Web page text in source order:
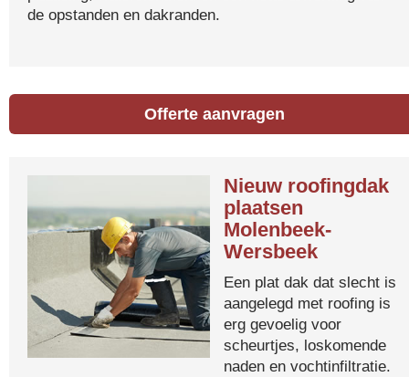
de opstanden en dakranden.
Offerte aanvragen
Nieuw roofingdak
plaatsen
Molenbeek-
Wersbeek
Een plat dak dat slecht is
aangelegd met roofing is
erg gevoelig voor
scheurtjes, loskomende
naden en vochtinfiltratie.